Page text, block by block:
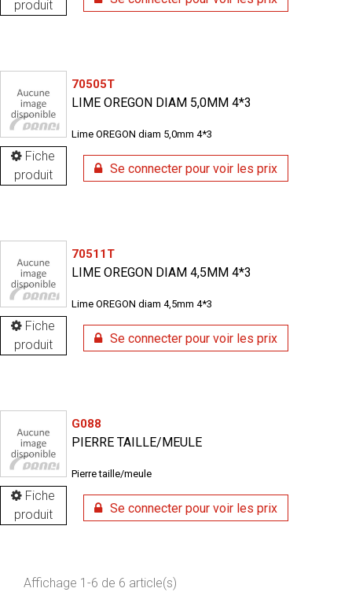
produit
Fiche
produit
70505T
LIME OREGON DIAM 5,0MM 4*3
Lime OREGON diam 5,0mm 4*3
Se connecter pour voir les prix
Fiche
produit
70511T
LIME OREGON DIAM 4,5MM 4*3
Lime OREGON diam 4,5mm 4*3
Se connecter pour voir les prix
Fiche
produit
G088
PIERRE TAILLE/MEULE
Pierre taille/meule
Se connecter pour voir les prix
Affichage 1-6 de 6 article(s)